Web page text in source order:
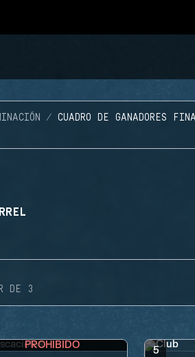
CUADRO DE GANADORES
DE 3
PROHIBIDO 5